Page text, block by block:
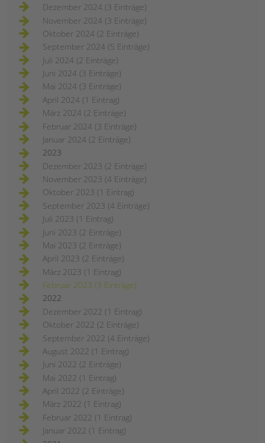
Dezember 2024 (3 Einträge)
November 2024 (3 Einträge)
Oktober 2024 (2 Einträge)
September 2024 (5 Einträge)
Juli 2024 (2 Einträge)
Juni 2024 (3 Einträge)
Mai 2024 (3 Einträge)
April 2024 (1 Eintrag)
März 2024 (2 Einträge)
Februar 2024 (3 Einträge)
Januar 2024 (2 Einträge)
2023
Dezember 2023 (2 Einträge)
November 2023 (4 Einträge)
Oktober 2023 (1 Eintrag)
September 2023 (4 Einträge)
Juli 2023 (1 Eintrag)
Juni 2023 (2 Einträge)
Mai 2023 (2 Einträge)
April 2023 (2 Einträge)
März 2023 (1 Eintrag)
Februar 2023 (3 Einträge)
2022
Dezember 2022 (1 Eintrag)
Oktober 2022 (2 Einträge)
September 2022 (4 Einträge)
August 2022 (1 Eintrag)
Juni 2022 (2 Einträge)
Mai 2022 (1 Eintrag)
April 2022 (2 Einträge)
März 2022 (1 Eintrag)
Februar 2022 (1 Eintrag)
Januar 2022 (1 Eintrag)